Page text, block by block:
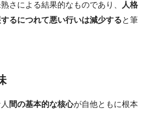
さによる結果的なものであり、
人格
るにつれて悪い行いは減少すると筆
間の基本的な核心が自他ともに根本